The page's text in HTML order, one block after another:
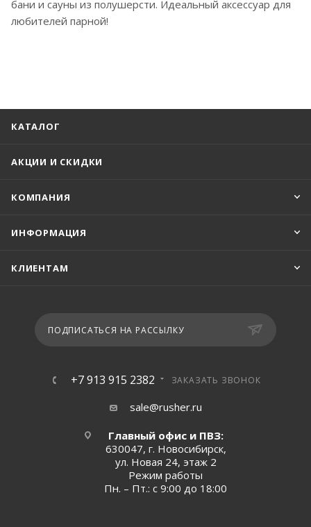
бани и сауны из полушерсти. Идеальный аксессуар для
любителей парной!
КАТАЛОГ
АКЦИИ И СКИДКИ
КОМПАНИЯ
ИНФОРМАЦИЯ
КЛИЕНТАМ
ПОДПИСАТЬСЯ НА РАССЫЛКУ
+7 913 915 2382 ЗАКАЗАТЬ ЗВОНОК
sale@rusher.ru
Главный офис и ПВЗ:
630047, г. Новосибирск,
ул. Новая 24, этаж 2
Режим работы
Пн. – Пт.: с 9:00 до 18:00